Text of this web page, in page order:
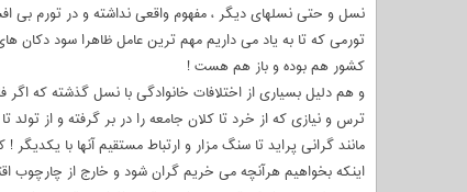
نسل و حتی نسلهای دیگر ، مفهوم واقعی نداشته و در تورم بی
تورمی که تا به یاد می داریم مهم ترین عامل ظاهرا سود دکان
کشور هم بوده و باز هم هست !
و هم دلیل بسیاری از اختلافات خانوادگی با نسل گذشته که اگر
ترس و نیازی که از خرد تا کلان جامعه را در بر گرفته و از تولد
مانند گرانی پراید تا سنگ مزار و ارتباط مستقیم آنها با
اینکه بخواهیم هرآنچه می خریم گران شود و خارج از